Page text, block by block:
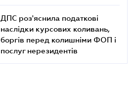
ДПС роз'яснила податкові
наслідки курсових коливань,
боргів перед колишніми ФОП і
послуг нерезидентів